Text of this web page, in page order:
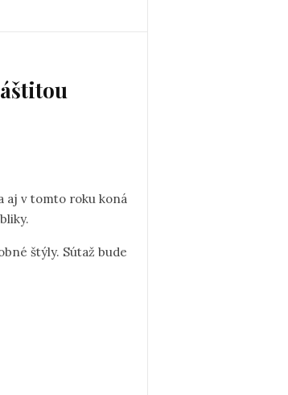
aj v tomto roku koná
štýly. Sútaž bude